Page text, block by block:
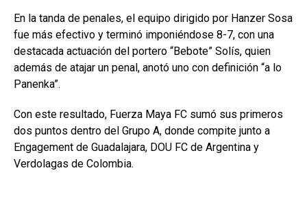
En la tanda de penales, el equipo dirigido por Hanzer Sosa
fue más efectivo y terminó imponiéndose 8-7, con una
destacada actuación del portero “Bebote” Solís, quien
además de atajar un penal, anotó uno con definición “a lo
Panenka”.
Con este resultado, Fuerza Maya FC sumó sus primeros
dos puntos dentro del Grupo A, donde compite junto a
Engagement de Guadalajara, DOU FC de Argentina y
Verdolagas de Colombia.